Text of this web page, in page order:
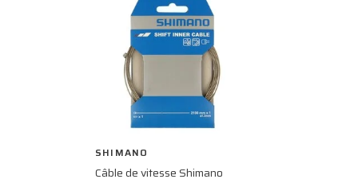
SHIMANO
Câble de vitesse Shimano